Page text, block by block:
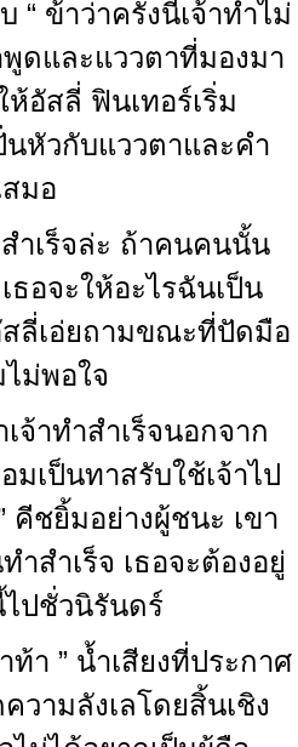
“ ข้าว่าครั้งนี้เจ้าทำไม่
พูดและแววตาที่มองมา
อัสลี่ ฟินเทอร์เริ่ม
หัวกับแววตาและคำ
มอ
จล่ะ ถ้าคนคนนั้น
อจะให้อะไรฉันเป็น
ลี่เอ่ยถามขณะที่ปัดมือ
ม่พอใจ
ำสำเร็จนอกจาก
มเป็นทาสรับใช้เจ้าไป
ชยิ้มอย่างผู้ชนะ เขา
สำเร็จ เธอจะต้องอยู่
ปชั่วนิรันดร์
น้ำเสียงที่ประกาศ
วามลังเลโดยสิ้นเชิง